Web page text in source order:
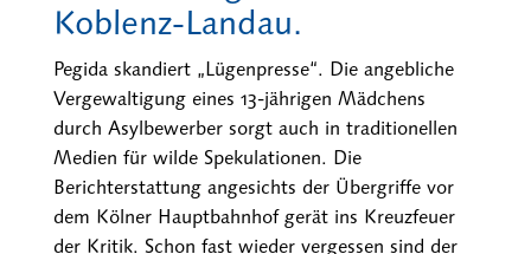
Koblenz-Landau.
Pegida skandiert „Lügenpresse“. Die angebliche
Vergewal­tigung eines 13-jährigen Mädchens
durch Asylbewerber sorgt auch in traditionellen
Medien für wilde Spekulationen. Die
Berichterstattung angesichts der Übergriffe vor
dem Kölner Hauptbahnhof gerät ins Kreuzfeuer
der Kritik. Schon fast wieder vergessen sind der